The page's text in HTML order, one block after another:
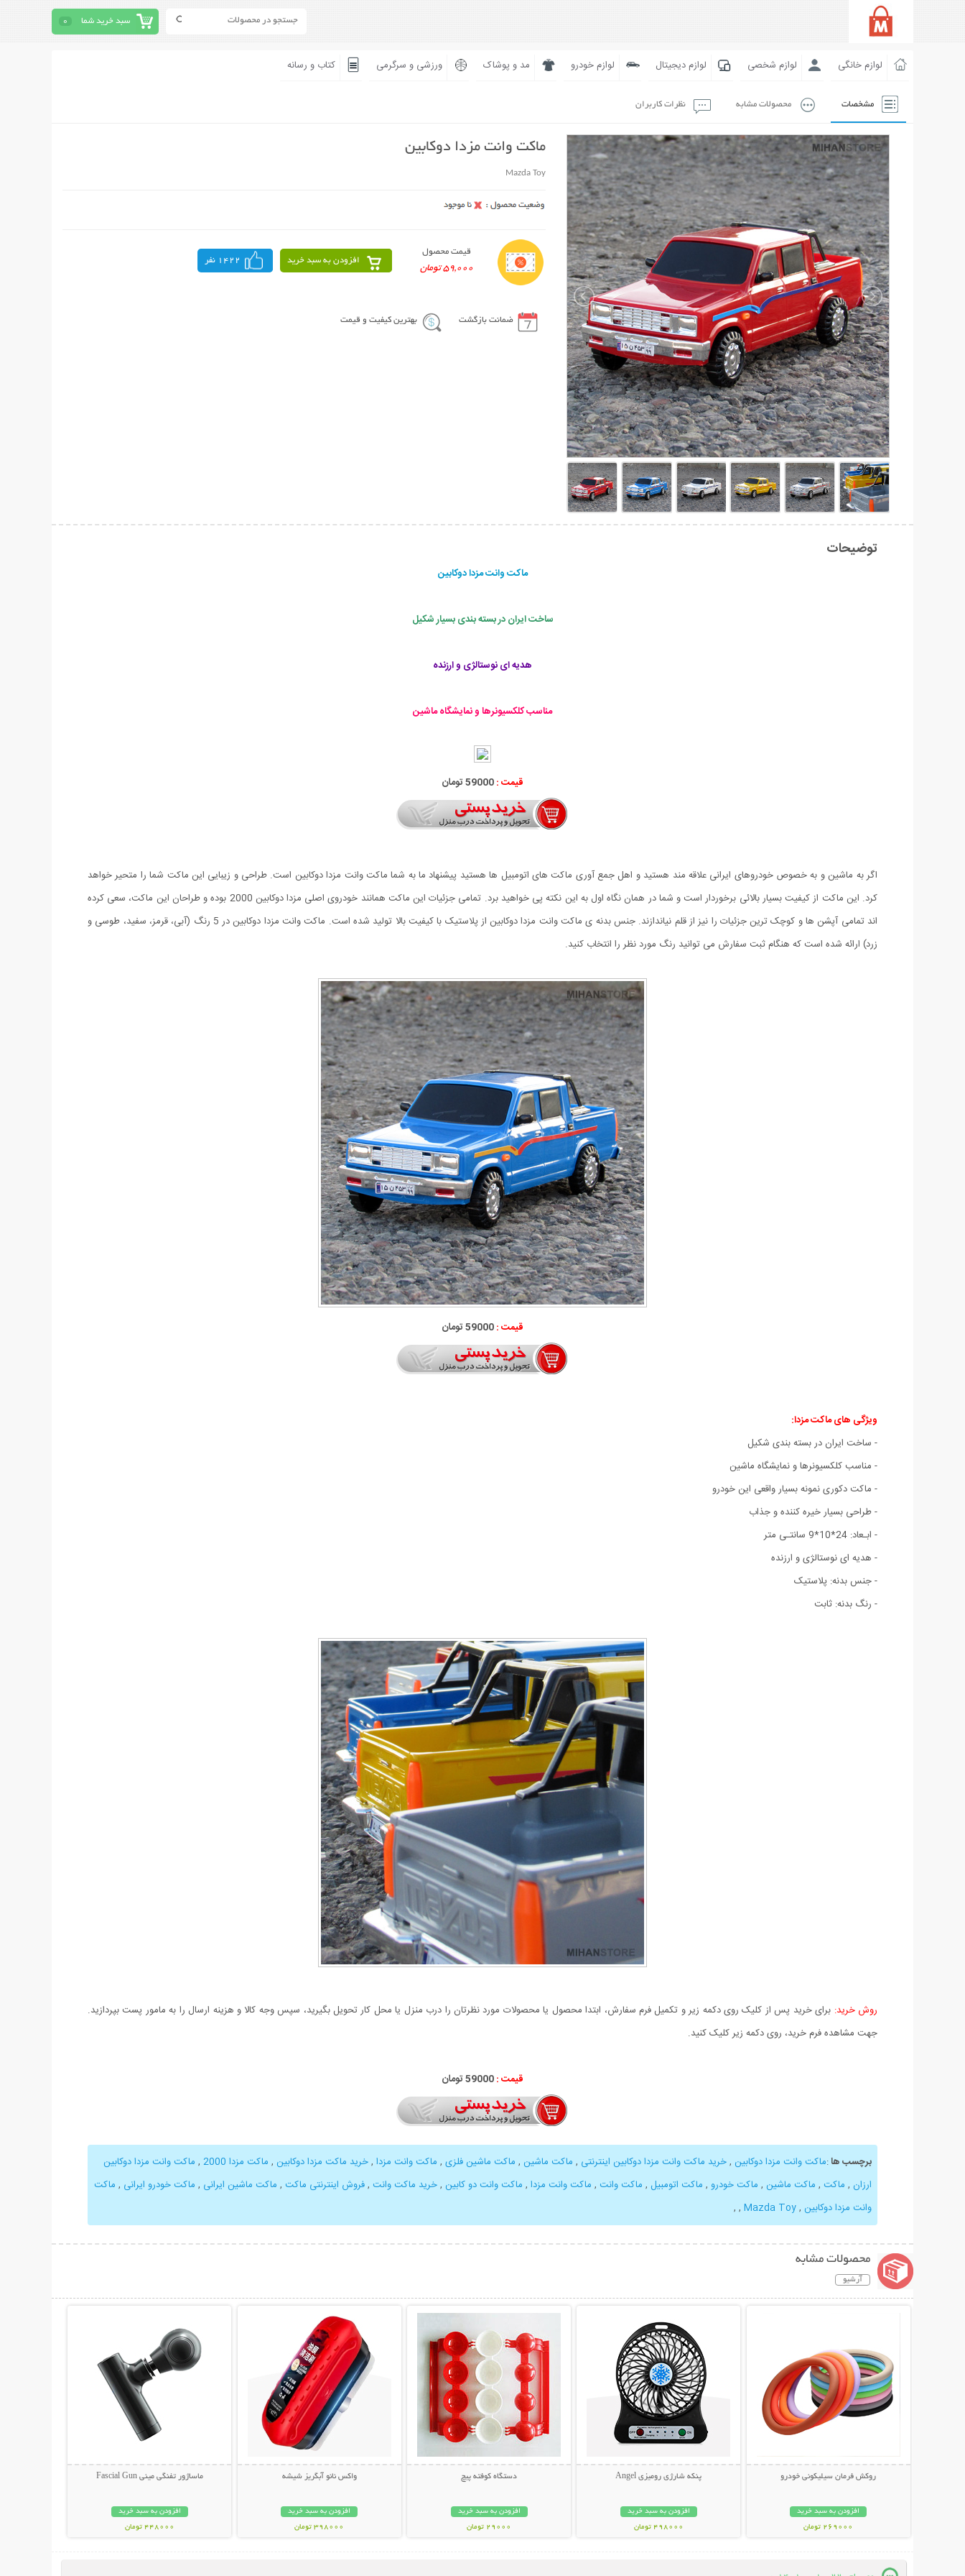
سبد خرید شما 0
لوازم خانگی لوازم شخصی لوازم دیجیتال لوازم خودرو مد و پوشاک ورزشی و سرگرمی کتاب و رسانه
مشخصات محصولات مشابه نظرات کاربران
ماکت وانت مزدا دوکابین
Mazda Toy
قیمت محصول
59,000 تومان
افزودن به سبد خرید 1422 نفر
ضمانت بازگشت بهترین کیفیت و قیمت
توضیحات
ماکت وانت مزدا دوکابین
ساخت ایران در بسته بندی بسیار شکیل
هدیه ای نوستالژی و ارزنده
مناسب کلکسیونرها و نمایشگاه ماشین
قیمت :59000 تومان
اگر به ماشین و به خصوص خودروهای ایرانی علاقه مند هستید و اهل جمع آوری ماکت های اتومبیل ها هستید پیشنهاد ما به شما ماکت وانت مزدا دوکابین است. طراحی و زیبایی این ماکت شما را متحیر خواهد
کرد. این ماکت از کیفیت بسیار بالائی برخوردار است و شما در همان نگاه اول به این نکته پی خواهید برد. تمامی جزئیات این ماکت همانند خودروی اصلی مزدا دوکابین 2000 بوده و طراحان این ماکت، سعی کرده
اند تمامی آپشن ها و کوچک ترین جزئیات را نیز از قلم نیاندازند. جنس بدنه ی ماکت وانت مزدا دوکابین از پلاستیک با کیفیت بالا تولید شده است. ماکت وانت مزدا دوکابین در 5 رنگ (آبی، قرمز، سفید، طوسی و
زرد) ارائه شده است که هنگام ثبت سفارش می توانید رنگ مورد نظر را انتخاب کنید.
قیمت :59000 تومان
ویژگی های ماکت مزدا:
- ساخت ایران در بسته بندی شکیل
- مناسب کلکسیونرها و نمایشگاه ماشین
- ماکت دکوری نمونه بسیار واقعی این خودرو
- طراحی بسیار خیره کننده و جذاب
- ابـعاد: 24*10*9 سانتـی متر
- هدیه ای نوستالژی و ارزنده
- جنس بدنه: پلاستیک
- رنگ بدنه: ثابت
روش خرید: برای خرید پس از کلیک روی دکمه زیر و تکمیل فرم سفارش، ابتدا محصول یا محصولات مورد نظرتان را درب منزل یا محل کار تحویل بگیرید، سپس وجه کالا و هزینه ارسال را به مامور پست بپردازید.
جهت مشاهده فرم خرید، روی دکمه زیر کلیک کنید.
قیمت : 59000 تومان
برچسب ها:ماکت وانت مزدا دوکابین ,خرید ماکت وانت مزدا دوکابین اینترنتی , ماکت ماشین , ماکت ماشین فلزی , ماکت وانت مزدا ,خرید ماکت مزدا دوکابین , ماکت مزدا 2000 , ماکت وانت مزدا دوکابین
ارزان , ماکت , ماکت ماشین , ماکت خودرو , ماکت اتومبیل , ماکت وانت , ماکت وانت مزدا , ماکت وانت دو کابین ,خرید ماکت وانت ,فروش اینترنتی ماکت , ماکت ماشین ایرانی , ماکت خودرو ایرانی , ماکت
وانت مزدا دوکابین ,
Mazda Toy
,
,
محصولات مشابه
آرشیو
روکش فرمان سیلیکونی خودرو
افزودن به سبد خرید
269000 تومان
پنکه شارژی رومیزی Angel
افزودن به سبد خرید
498000 تومان
دستگاه کوفته پیچ
افزودن به سبد خرید
29000 تومان
واکس نانو آبگریز شیشه
افزودن به سبد خرید
398000 تومان
ماساژور تفنگی مینی Fascial Gun
افزودن به سبد خرید
448000 تومان